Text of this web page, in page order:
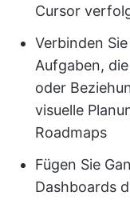
Cursor
Verbinden
Aufgaben,
oder
visuelle
Roadmaps
Fügen Sie
Dashboards